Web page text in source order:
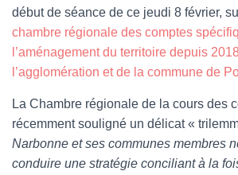
début de séance de ce jeudi 8 février,
chambre régionale des comptes
l’aménagement du territoire depuis
l’agglomération et de la commune de
La Chambre régionale de la cours des
récemment souligné un délicat «
Narbonne et ses communes membres
conduire une stratégie conciliant à la